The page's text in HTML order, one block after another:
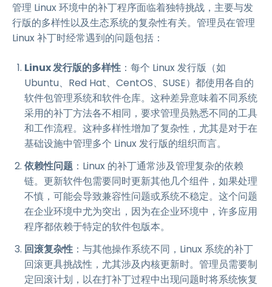
管理 Linux 环境中的补丁程序面临着独特挑战，主要与发
行版的多样性以及生态系统的复杂性有关。管理员在管理
Linux 补丁时经常遇到的问题包括：
Linux 发行版的多样性 ：每个 Linux 发行版（如
Ubuntu、Red Hat、CentOS、SUSE）都使用各自的
软件包管理系统和软件仓库。这种差异意味着不同系统
采用的补丁方法各不相同，要求管理员熟悉不同的工具
和工作流程。这种多样性增加了复杂性，尤其是对于在
基础设施中管理多个 Linux 发行版的组织而言。
依赖性问题 ：Linux 的补丁通常涉及管理复杂的依赖
链。更新软件包需要同时更新其他几个组件，如果处理
不慎，可能会导致兼容性问题或系统不稳定。这个问题
在企业环境中尤为突出，因为在企业环境中，许多应用
程序都依赖于特定的软件包版本。
回滚复杂性 ：与其他操作系统不同，Linux 系统的补丁
回滚更具挑战性，尤其涉及内核更新时。管理员需要制
定回滚计划，以在打补丁过程中出现问题时将系统恢复